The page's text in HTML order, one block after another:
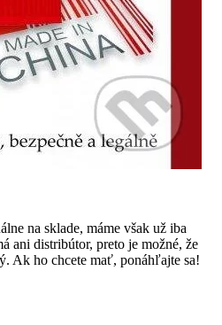
na sklade, máme však už iba
ani distribútor, preto je možné, že
Ak ho chcete mať, ponáhľajte sa!